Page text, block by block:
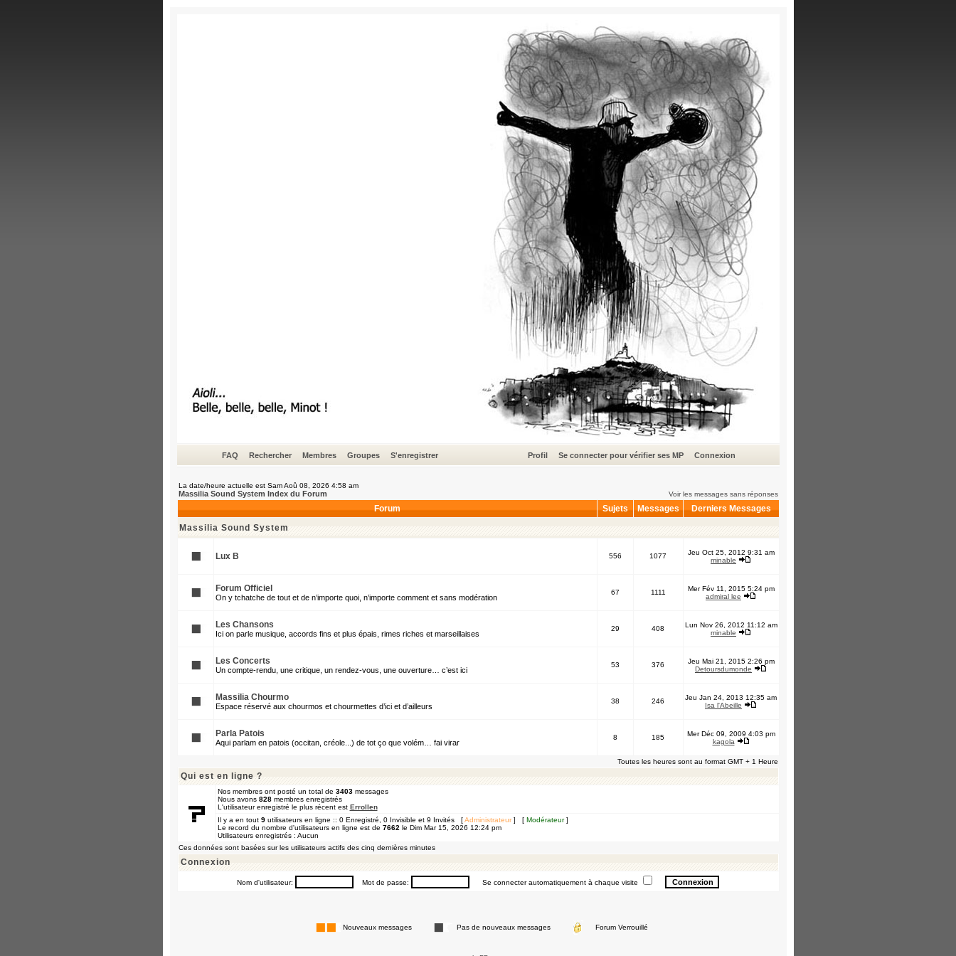
FAQ Rechercher Membres Groupes S'enregistrer Profil Se connecter pour vérifier ses MP Connexion
La date/heure actuelle est Sam Aoû 08, 2026 4:58 am
Massilia Sound System Index du Forum Voir les messages sans réponses
Forum Sujets Messages
Derniers Messages
Massilia Sound System
Lux B 556 1077
Jeu Oct 25, 2012 9:31 am
minable
Forum Officiel
On y tchatche de tout et de n’importe quoi, n’importe comment et sans modération
67 1111
Mer Fév 11, 2015 5:24 pm
admiral lee
Les Chansons
Ici on parle musique, accords fins et plus épais, rimes riches et marseillaises
29 408
Lun Nov 26, 2012 11:12 am
minable
Les Concerts
Un compte-rendu, une critique, un rendez-vous, une ouverture… c’est ici
53 376
Jeu Mai 21, 2015 2:26 pm
Detoursdumonde
Massilia Chourmo
Espace réservé aux chourmos et chourmettes d’ici et d’ailleurs
38 246
Jeu Jan 24, 2013 12:35 am
Isa l'Abeille
Parla Patois
Aqui parlam en patois (occitan, créole...) de tot ço que volém… fai virar
8 185
Mer Déc 09, 2009 4:03 pm
kagola
Toutes les heures sont au format GMT + 1 Heure
Qui est en ligne ?
Nos membres ont posté un total de 3403messages
Nous avons 828membres enregistrés
L'utilisateur enregistré le plus récent est Errollen
Il y a en tout 9utilisateurs en ligne :: 0 Enregistré, 0 Invisible et 9 Invités [Administrateur] [ Modérateur]
Le record du nombre d'utilisateurs en ligne est de 7662 le Dim Mar 15, 2026 12:24 pm
Utilisateurs enregistrés : Aucun
Ces données sont basées sur les utilisateurs actifs des cinq dernières minutes
Connexion
Nom d'utilisateur: Mot de passe: Se connecter automatiquement à chaque visite
Nouveaux messages Pas de nouveaux messages Forum Verrouillé